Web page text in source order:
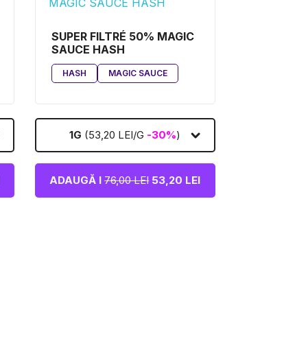
SUPER FILTRÉ 50% MAGIC
SAUCE HASH
HASH MAGIC SAUCE
1G (53,20 LEI/G -30%)
ADAUGĂ I76,00 LEI53,20 LEI